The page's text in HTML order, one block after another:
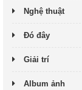
Nghệ thuật
Đó đây
Giải trí
Album ảnh